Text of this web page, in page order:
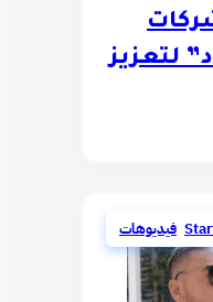
لتعزيز
فيديوهات